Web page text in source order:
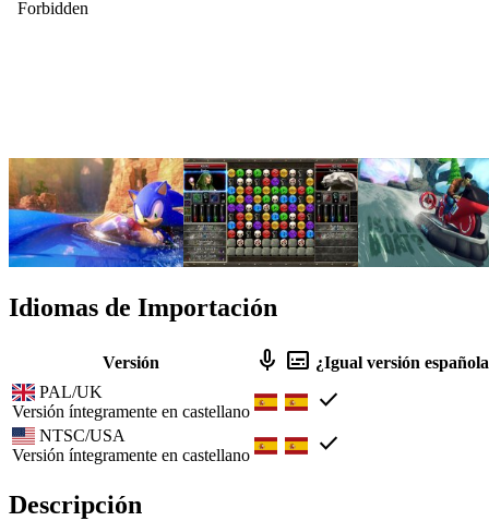
Idiomas de Importación
Versión mic subtitles ¿Igual versión
PAL/UK
Versión íntegramente en castellano
check
NTSC/USA
Versión íntegramente en castellano
check
Descripción